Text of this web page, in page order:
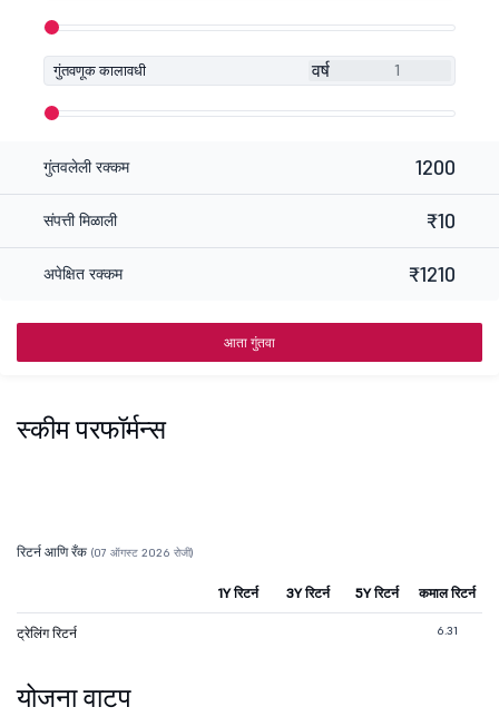
गुंतवणूक कालावधी वर्ष
गुंतवलेली रक्कम 1200
संपत्ती मिळाली ₹10
अपेक्षित रक्कम ₹1210
आता गुंतवा
स्कीम परफॉर्मन्स
रिटर्न आणि रँक (07 ऑगस्ट 2026 रोजी)
1Y रिटर्न 3Y रिटर्न 5Y रिटर्न कमाल रिटर्न
ट्रेलिंग रिटर्न 6.31
योजना वाटप